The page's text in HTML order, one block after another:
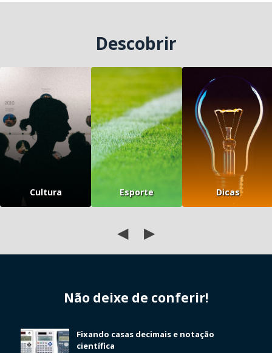
Descobrir
Cultura Esporte Dicas
◀ ▶
Não deixe de conferir!
Fixando casas decimais e notação
científica